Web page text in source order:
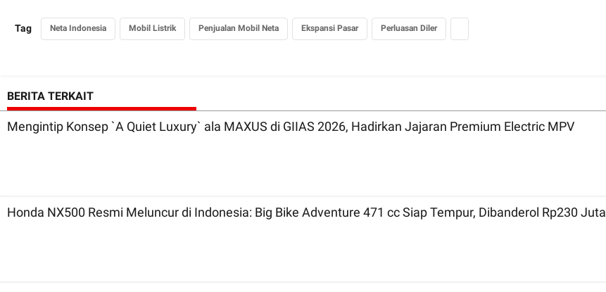
Tag Neta Indonesia Mobil Listrik Penjualan Mobil Neta Ekspansi Pasar Perluasan Diler
BERITA TERKAIT
Mengintip Konsep `A Quiet Luxury` ala MAXUS di GIIAS 2026, Hadirkan Jajaran Premium Electric MPV
Honda NX500 Resmi Meluncur di Indonesia: Big Bike Adventure 471 cc Siap Tempur, Dibanderol Rp230 Juta